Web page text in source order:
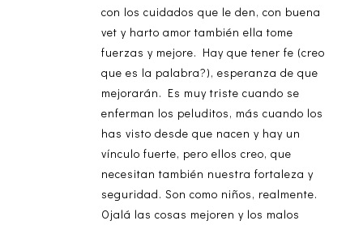
con los cuidados que le den, con buena
vet y harto amor también ella tome
fuerzas y mejore. Hay que tener fe (creo
que es la palabra?), esperanza de que
mejorarán. Es muy triste cuando se
enferman los peluditos, más cuando los
has visto desde que nacen y hay un
vínculo fuerte, pero ellos creo, que
necesitan también nuestra fortaleza y
seguridad. Son como niños, realmente.
Ojalá las cosas mejoren y los malos